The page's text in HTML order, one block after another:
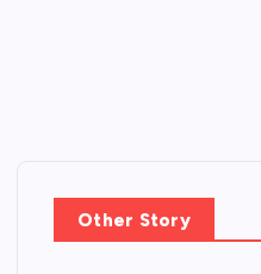
Other Story